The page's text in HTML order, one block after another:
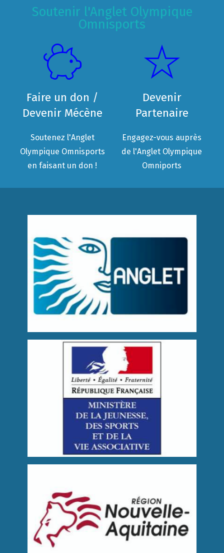
Soutenir l'Anglet Olympique
Omnisports
Faire un don /
Devenir Mécène
Soutenez l'Anglet
Olympique Omnisports
en faisant un don !
Devenir
Partenaire
Engagez-vous auprès
de l'Anglet Olympique
Omniports